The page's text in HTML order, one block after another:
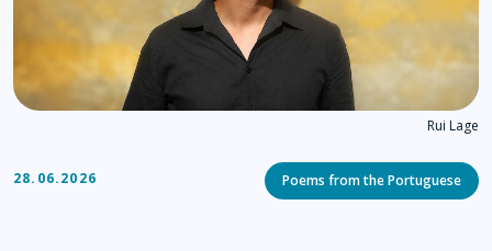
Rui Lage
28.06.2026 Categories
Poems from the Portuguese